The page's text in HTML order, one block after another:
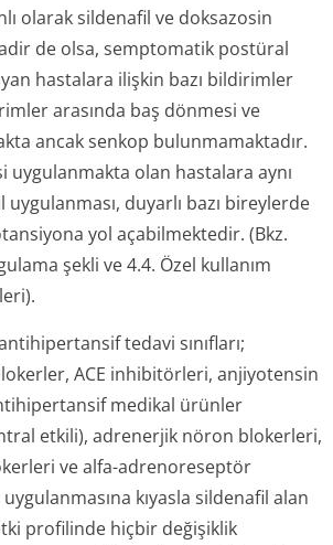
olarak sildenafil ve doksazosin
de olsa, semptomatik postüral
hastalara ilişkin bazı bildirimler
arasında baş dönmesi ve
ancak senkop bulunmamaktadır.
uygulanmakta olan hastalara aynı
duyarlı bazı bireylerde
yol açabilmektedir. (Bkz.
şekli ve 4.4. Özel kullanım
tedavi sınıfları;
ACE inhibitörleri, anjiyotensin
medikal ürünler
etkili), adrenerjik nöron blokerleri,
ve alfa-adrenoreseptör
kıyasla sildenafil alan
profilinde hiçbir değişiklik